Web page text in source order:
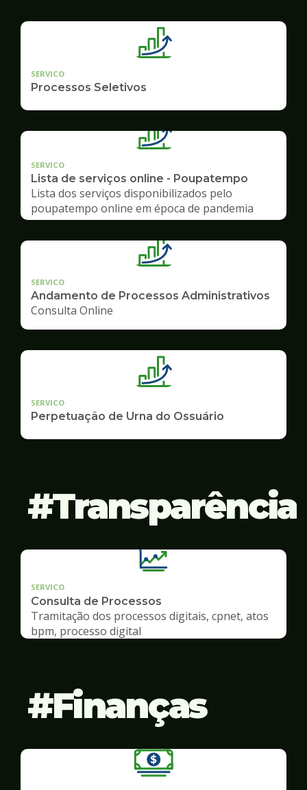
SERVICO
Processos Seletivos
SERVICO
Lista de serviços online - Poupatempo
Lista dos serviços disponibilizados pelo
poupatempo online em época de pandemia
SERVICO
Andamento de Processos Administrativos
Consulta Online
SERVICO
Perpetuação de Urna do Ossuário
Transparência
SERVICO
Consulta de Processos
Tramitação dos processos digitais, cpnet, atos
bpm, processo digital
Finanças